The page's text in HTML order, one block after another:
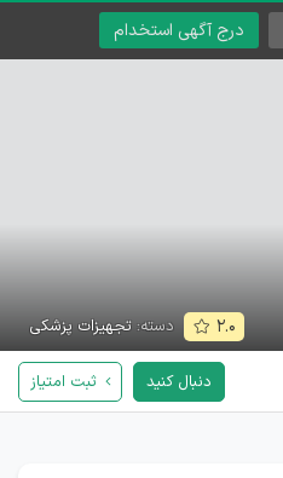
درج آگهی استخدام
۲.۰ دسته: تجهیزات پزشکی
دنبال کنید ثبت امتیاز